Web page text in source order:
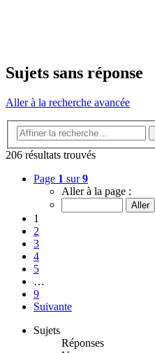
Sujets sans réponse
Aller à la recherche avancée
206 résultats trouvés
Page 1 sur9
Aller à la page :
1
2
3
4
5
…
9
Suivante
Sujets
Réponses